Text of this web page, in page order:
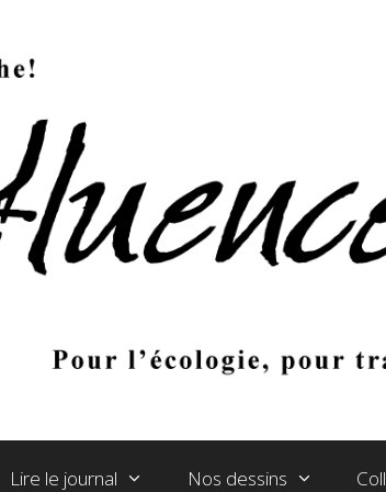
Lire le journal Nos dessins